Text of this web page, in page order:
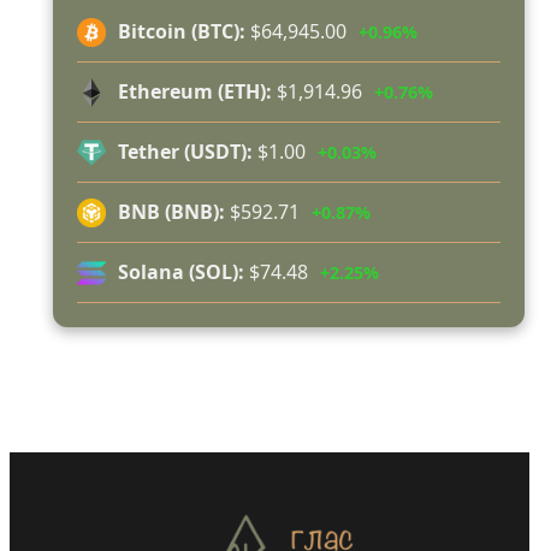
доброволци на пожара край Шума (СНИМКИ)
Началникът на пожарната в Годеч благодари
поименно на всички, които бяха рамо до рамо с
огнеборците!
150 декара гори, треви и храсти изгоряха край
Годеч, десетки доброволци се хвърлиха в
Полицията влиза в селата
Възможни са прекъсвания на тока утре в части
от община Годеч
Bitcoin (BTC): $64,945.00 +0.96%
Ethereum (ETH): $1,914.96 +0.76%
Tether (USDT): $1.00 +0.03%
BNB (BNB): $592.71 +0.87%
Solana (SOL): $74.48 +2.25%